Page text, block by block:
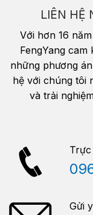
LIÊN HỆ
Với hơn 16
FengYang
những phương
hệ với chúng tôi
và trải
Gửi